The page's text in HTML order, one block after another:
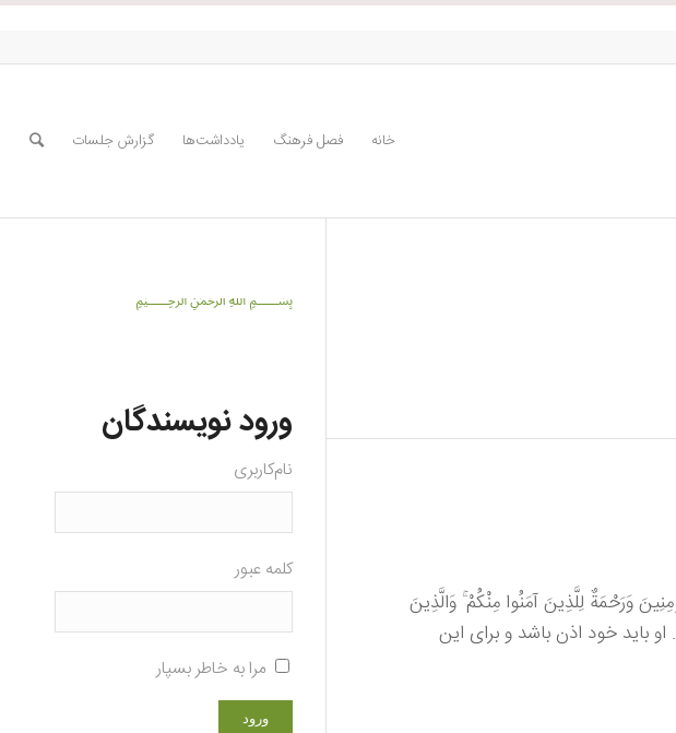
خانه فصل فرهنگ یادداشت‌ها گزارش جلسات
وَرَحْمَةٌ لِلَّذِينَ آمَنُوا مِنْكُمْ ۚ وَالَّذِينَ
باید خود اذن باشد و برای این
﷽
ورود نویسندگان
نام‌کاربری
کلمه عبور
مرا به خاطر بسپار